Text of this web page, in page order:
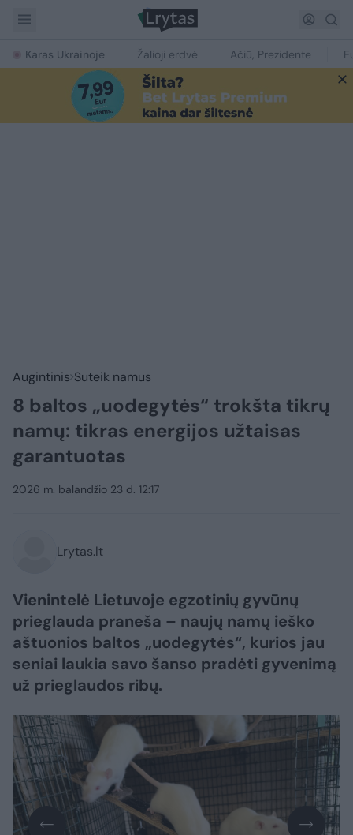
Karas Ukrainoje Žalioji erdvė Ačiū, Prezidente
Augintinis Suteik namus
8 baltos „uodegytės“ trokšta tikrų
namų: tikras energijos užtaisas
garantuotas
2026 m. balandžio 23 d. 12:17
Lrytas.lt
Vienintelė Lietuvoje egzotinių gyvūnų
prieglauda praneša – naujų namų ieško
aštuonios baltos „uodegytės“, kurios jau
seniai laukia savo šanso pradėti gyvenimą
už prieglaudos ribų.